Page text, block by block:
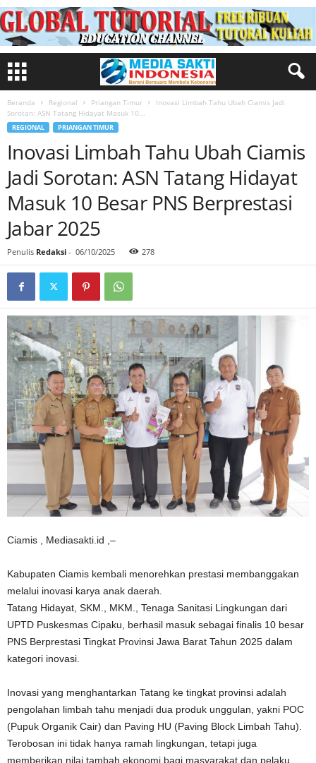
Beranda Regional Priangan Timur
Inovasi Limbah Tahu Ubah Ciamis Jadi
Sorotan: ASN Tatang Hidayat Masuk 10...
REGIONAL PRIANGAN TIMUR
Inovasi Limbah Tahu Ubah Ciamis
Jadi Sorotan: ASN Tatang Hidayat
Masuk 10 Besar PNS Berprestasi
Jabar 2025
Penulis Redaksi - 06/10/2025 278
Ciamis , Mediasakti.id ,–
Kabupaten Ciamis kembali menorehkan prestasi membanggakan
melalui inovasi karya anak daerah.
Tatang Hidayat, SKM., MKM., Tenaga Sanitasi Lingkungan dari
UPTD Puskesmas Cipaku, berhasil masuk sebagai finalis 10 besar
PNS Berprestasi Tingkat Provinsi Jawa Barat Tahun 2025 dalam
kategori inovasi.
Inovasi yang menghantarkan Tatang ke tingkat provinsi adalah
pengolahan limbah tahu menjadi dua produk unggulan, yakni POC
(Pupuk Organik Cair) dan Paving HU (Paving Block Limbah Tahu).
Terobosan ini tidak hanya ramah lingkungan, tetapi juga
memberikan nilai tambah ekonomi bagi masyarakat dan pelaku